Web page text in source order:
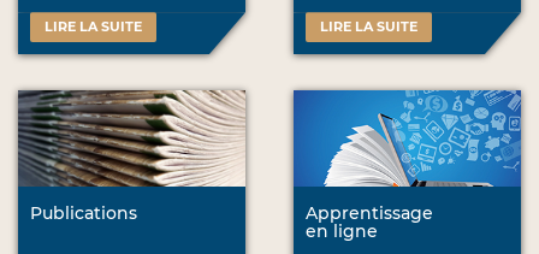
LIRE LA SUITE LIRE LA SUITE
Publications
Apprentissage
en ligne